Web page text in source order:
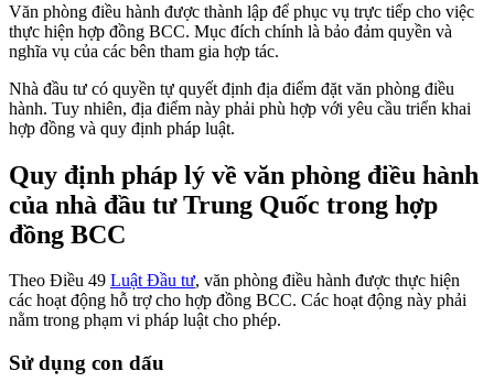
Văn phòng điều hành được thành lập để phục vụ trực tiếp cho việc
thực hiện hợp đồng BCC. Mục đích chính là bảo đảm quyền và
nghĩa vụ của các bên tham gia hợp tác.
Nhà đầu tư có quyền tự quyết định địa điểm đặt văn phòng điều
hành. Tuy nhiên, địa điểm này phải phù hợp với yêu cầu triển khai
hợp đồng và quy định pháp luật.
Quy định pháp lý về văn phòng điều hành
của nhà đầu tư Trung Quốc trong hợp
đồng BCC
Theo Điều 49 Luật Đầu tư, văn phòng điều hành được thực hiện
các hoạt động hỗ trợ cho hợp đồng BCC. Các hoạt động này phải
nằm trong phạm vi pháp luật cho phép.
Sử dụng con dấu